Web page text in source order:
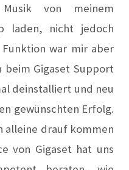
von meinem
laden, nicht jedoch
war mir aber
beim Gigaset Support
deinstalliert und neu
gewünschten Erfolg.
alleine drauf kommen
von Gigaset hat uns